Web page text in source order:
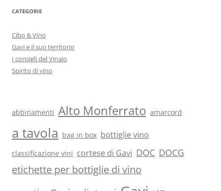
CATEGORIE
Cibo & Vino
Gavi e il suo territorio
I consigli del Vinaio
Spirito di vino
abbinamenti Alto Monferrato amarcord
a tavola bag in box bottiglie vino
classificazione vini cortese di Gavi DOC DOCG
etichette per bottiglie di vino